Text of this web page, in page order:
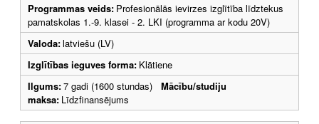
Programmas veids: Profesionālās ievirzes izglītība līdztekus
pamatskolas 1.-9. klasei - 2. LKI (programma ar kodu 20V)
Valoda:latviešu (LV)
Izglītības ieguves forma: Klātiene
Ilgums:7 gadi (1600 stundas) Mācību/studiju
maksa: Līdzfinansējums